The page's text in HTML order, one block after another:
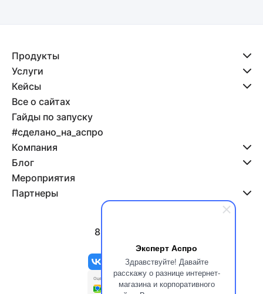
Эксперт Аспро
Здравствуйте! Давайте
расскажу о разнице интернет-
магазина и корпоративного
Продукты
Услуги
Кейсы
Все о сайтах
Гайды по запуску
#сделано_на_аспро
Компания
Блог
Мероприятия
Партнеры
8 800 500-47-11
info@aspro.ru